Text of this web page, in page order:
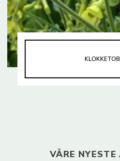
VÅRE